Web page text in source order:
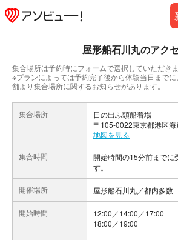
屋形船石川丸のアク
集合場所は予約時にフォームで選択していただきま
※プランによっては予約完了後から体験当日まで
舗より集合場所に関するお知らせがあります。
集合場所
日の出ふ頭船着場
〒105-0022東京都港区
地図を見る
集合時間
開始時間の15分前までに
す。
開催場所 屋形船石川丸／都内多数
開始時間
12:00／14:00／17:00
18:00／19:00